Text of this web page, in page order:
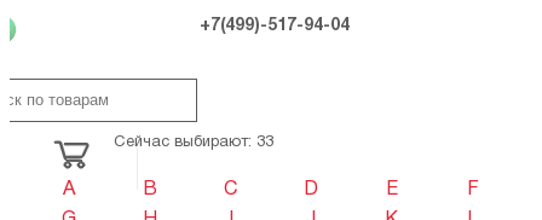
+7(499)-517-94-04
Сейчас выбирают: 33
A B C D E
F